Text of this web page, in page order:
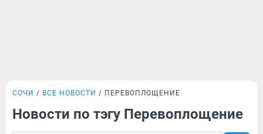
СОЧИ ВСЕ НОВОСТИ ПЕРЕВОПЛОЩЕНИЕ
Новости по тэгу Перевоплощение